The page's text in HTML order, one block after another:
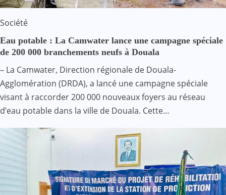
Société
Eau potable : La Camwater lance une campagne spéciale
de 200 000 branchements neufs à Douala
– La Camwater, Direction régionale de Douala-
Agglomération (DRDA), a lancé une campagne spéciale
visant à raccorder 200 000 nouveaux foyers au réseau
d’eau potable dans la ville de Douala. Cette…